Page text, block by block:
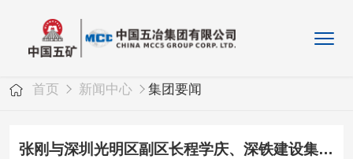
首页 新闻中心 集团要闻
张刚与深圳光明区副区长程学庆、深铁建设集团总经理贾科举行工作会谈